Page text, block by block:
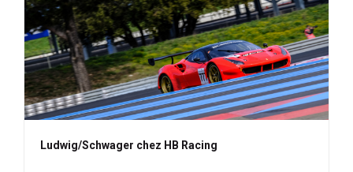
Ludwig/Schwager chez HB Racing